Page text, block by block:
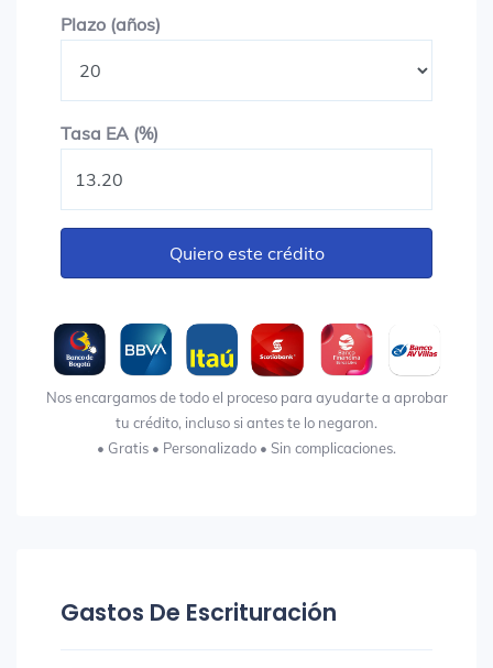
Plazo (años)
Tasa EA (%)
Quiero este crédito
Nos encargamos de todo el proceso para ayudarte a aprobar
tu crédito, incluso si antes te lo negaron.
• Gratis • Personalizado • Sin complicaciones.
Gastos De Escrituración